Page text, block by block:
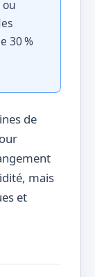
ou
30 %
de
mais
et